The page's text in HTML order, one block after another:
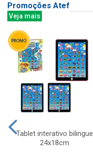
Promoções Atef
Veja mais
Tablet interativo bilingue
24x18cm